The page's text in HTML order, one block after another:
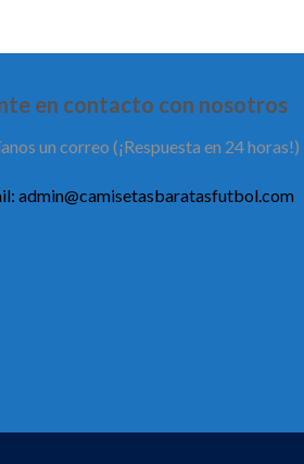
en contacto con nosotros
un correo (¡Respuesta en 24 horas!)
admin@camisetasbaratasfutbol.com